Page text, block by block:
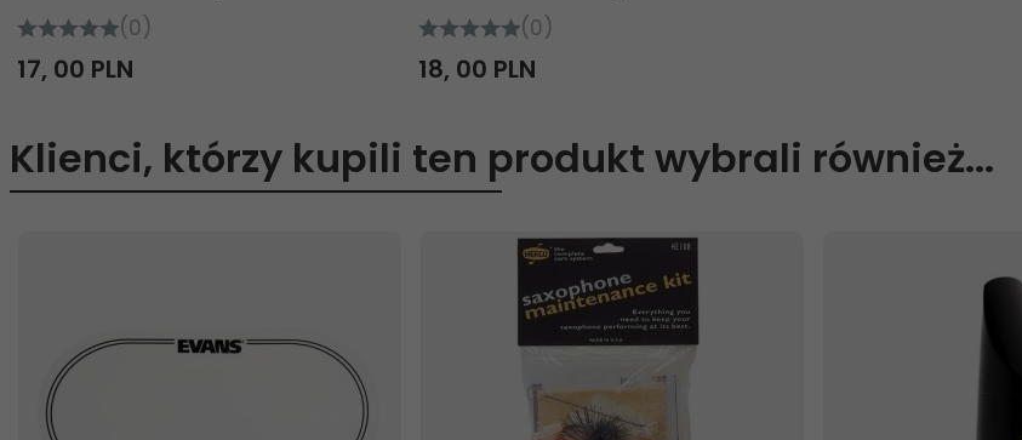
(0)
17, 00 PLN
(0)
18, 00 PLN
Klienci, którzy kupili ten produkt wybrali również...